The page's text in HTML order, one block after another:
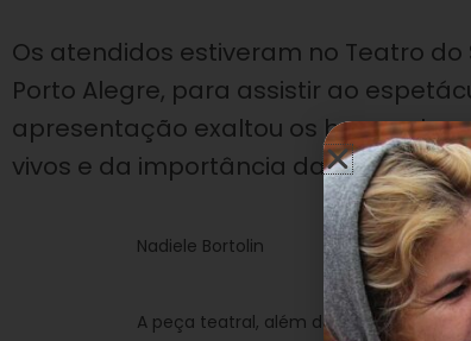
Os atendidos estiveram no Teatro
Porto Alegre, para assistir ao
apresentação exaltou os bons
vivos e da importância da
Nadiele Bortolin
A peça teatral, além de divertir,